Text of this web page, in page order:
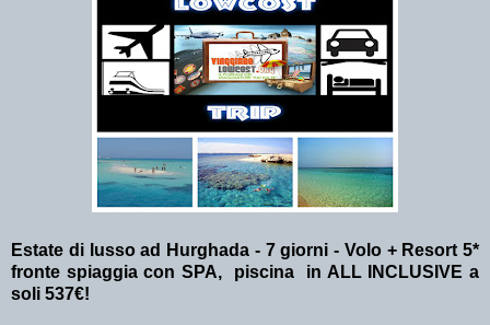
Estate di lusso ad Hurghada - 7 giorni - Volo + Resort 5*
fronte spiaggia con SPA, piscina in ALL INCLUSIVE a
soli 537€!